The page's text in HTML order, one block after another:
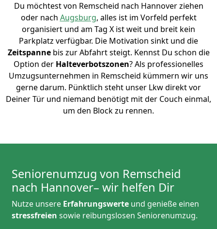
Du möchtest von Remscheid nach Hannover ziehen
oder nach Augsburg, alles ist im Vorfeld perfekt
organisiert und am Tag X ist weit und breit kein
Parkplatz verfügbar. Die Motivation sinkt und die
Zeitspannebis zur Abfahrt steigt. Kennst Du schon die
Option der Halteverbotszonen? Als professionelles
Umzugsunternehmen in Remscheid kümmern wir uns
gerne darum. Pünktlich steht unser Lkw direkt vor
Deiner Tür und niemand benötigt mit der Couch einmal,
um den Block zu rennen.
Seniorenumzug von Remscheid
nach Hannover– wir helfen Dir
Nutze unsere Erfahrungswerte und genieße einen
stressfreien sowie reibungslosen Seniorenumzug.